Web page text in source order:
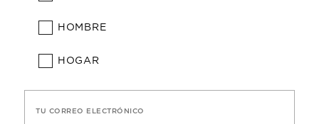
HOMBRE
HOGAR
TU CORREO ELECTRÓNICO